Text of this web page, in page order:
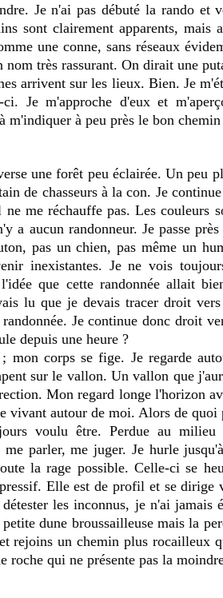
Je n'ai pas débuté la rando et
sont clairement apparents, mais
une conne, sans réseaux
nom très rassurant. On dirait une
arrivent sur les lieux. Bien. Je
ci. Je m'approche d'eux et
m'indiquer à peu près le bon
de chasseurs à la con. Je
me réchauffe pas. Les couleurs
a aucun randonneur. Je passe
pas un chien, pas même un
inexistantes. Je ne vois
l'idée que cette randonnée allait
lu que je devais tracer droit
Je continue donc droit
depuis une heure ?
; mon corps se fige. Je regarde
sur le vallon. Un vallon que
Mon regard longe l'horizon
vivant autour de moi. Alors de
voulu être. Perdue au
me parler, me juger. Je hurle
la rage possible. Celle-ci se
Elle est de profil et se dirige
les inconnus, je n'ai
dune broussailleuse mais la
rejoins un chemin plus rocailleux
roche qui ne présente pas la